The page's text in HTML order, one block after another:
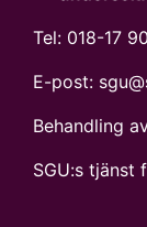
Tel: 018-17
E-post:
Behandling
SGU:s tjänst